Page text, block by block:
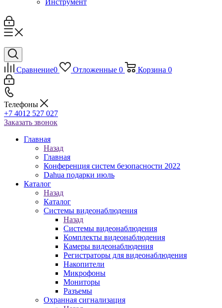
Инструмент
Сравнение0 Отложенные 0 Корзина 0
Телефоны
+7 4012 527 027
Заказать звонок
Главная
Назад
Главная
Конференция систем безопасности 2022
Dahua подарки июль
Каталог
Назад
Каталог
Системы видеонаблюдения
Назад
Системы видеонаблюдения
Комплекты видеонаблюдения
Камеры видеонаблюдения
Регистраторы для видеонаблюдения
Накопители
Микрофоны
Мониторы
Разъемы
Охранная сигнализация